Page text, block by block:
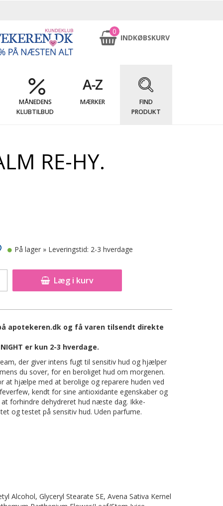
0
INDKØBSKURV
MÅNEDENS
KLUBTILBUD
MÆRKER
FIND
PRODUKT
RE-HY.
Læg i kurv
På lager » Leveringstid: 2-3 hverdage
på apotekeren.dk og få varen tilsendt direkte
NIGHT er kun 2-3 hverdage.
der giver intens fugt til sensitiv hud og hjælper
du sover, for en beroliget hud om morgenen.
hjælpe med at berolige og reparere huden ved
kendt for sine antioxidante egenskaber og
forhindre dehydreret hud næste dag. Ikke-
og testet på sensitiv hud. Uden parfume.
Alcohol, Glyceryl Stearate SE, Avena Sativa Kernel